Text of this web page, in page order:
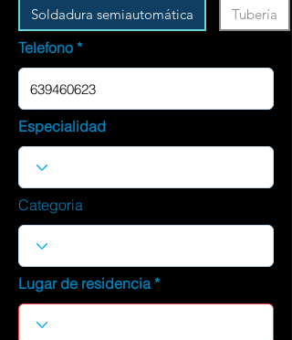
Soldadura semiautomática Tubería
Telefono
Especialidad
Categoria
Lugar de residencia